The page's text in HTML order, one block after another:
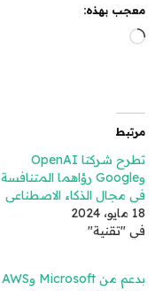
معجب بهذه:
جاري
مرتبط
تطرح شركتا OpenAI
وGoogle رؤاهما المتنافسة
في مجال الذكاء الاصطناعي
18 مايو، 2024
في "تقنية"
بدعم من Microsoft وAWS